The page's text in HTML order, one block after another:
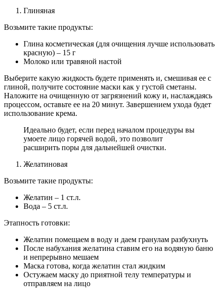
Глиняная
Возьмите такие продукты:
Глина косметическая (для очищения лучше использовать
красную) – 15 г
Молоко или травяной настой
Выберите какую жидкость будете применять и, смешивая ее с
глиной, получите состояние маски как у густой сметаны.
Наложите на очищенную от загрязнений кожу и, наслаждаясь
процессом, оставьте ее на 20 минут. Завершением ухода будет
использование крема.
Идеально будет, если перед началом процедуры вы
умоете лицо горячей водой, это позволит
расширить поры для дальнейшей очистки.
Желатиновая
Возьмите такие продукты:
Желатин – 1 ст.л.
Вода – 5 ст.л.
Этапность готовки:
Желатин помещаем в воду и даем гранулам разбухнуть
После набухания желатина ставим его на водяную баню
и непрерывно мешаем
Маска готова, когда желатин стал жидким
Остужаем маску до приятной телу температуры и
отправляем на лицо